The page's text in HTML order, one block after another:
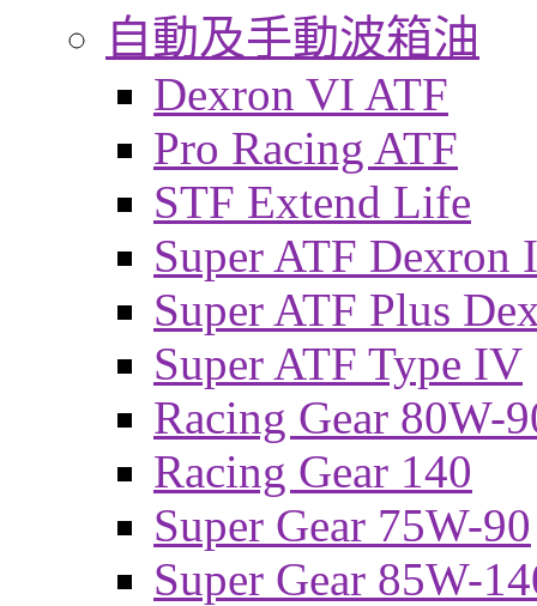
自動及手動波箱油
Dexron VI ATF
Pro Racing ATF
STF Extend Life
Super ATF Dexron
Super ATF Plus
Super ATF Type IV
Racing Gear 80W-
Racing Gear 140
Super Gear 75W-90
Super Gear 85W-